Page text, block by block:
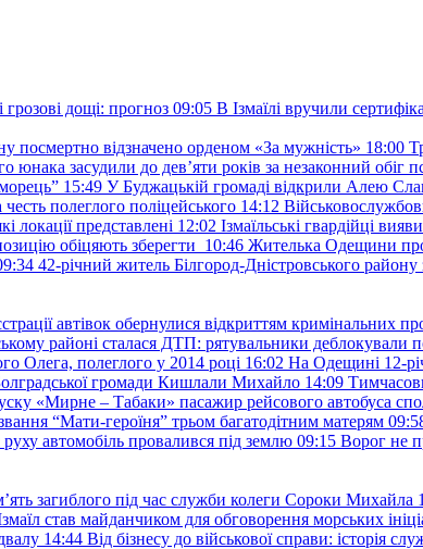
дощі: прогноз 09:05 В Ізмаїлі вручили
посмертно відзначено орденом «За мужність» 18:00
юнака засудили до дев’яти років за незаконний обіг
15:49 У Буджацькій громаді відкрили Алею
полеглого поліцейського 14:12
представлені 12:02 Ізмаїльські гвардійці
обіцяють зберегти 10:46 Жителька Одещини
42-річний житель Білгород-Дністровського району
автівок обернулися відкриттям кримінальних
районі сталася ДТП: рятувальники деблокували
Олега, полеглого у 2014 році 16:02 На Одещині 12-
громади Кишлали Михайло 14:09
«Мирне – Табаки» пасажир рейсового автобуса
“Мати-героїня” трьом багатодітним матерям
автомобіль провалився під землю 09:15 Ворог не
загиблого під час служби колеги Сороки Михайла
став майданчиком для обговорення морських
14:44 Від бізнесу до військової справи: історія